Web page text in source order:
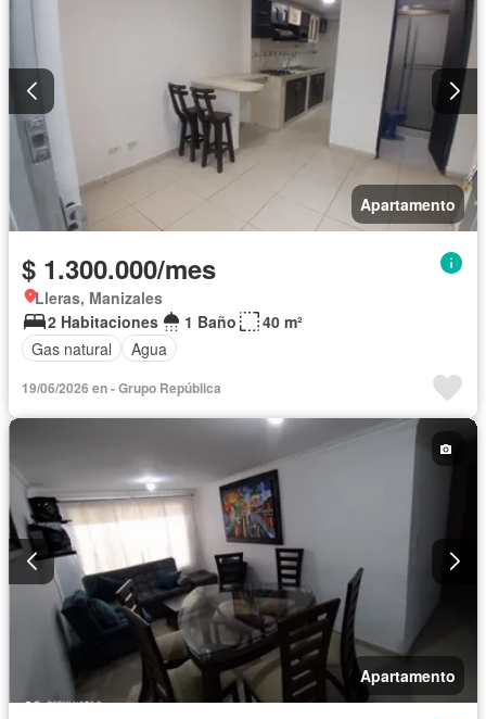
Apartamento
$ 1.300.000/mes
Lleras, Manizales
2 Habitaciones
1 Baño
40 m²
Gas natural
Agua
19/06/2026 en - Grupo República
Apartamento